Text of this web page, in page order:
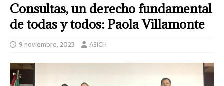
Consultas, un derecho fundamental
de todas y todos: Paola Villamonte
9 noviembre, 2023 ASICH